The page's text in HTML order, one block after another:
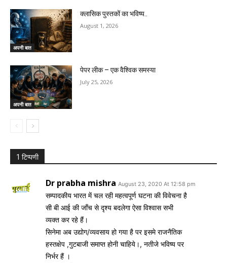
अपनी बात
क्लासिक पुस्तकों का भविष्य..
August 1, 2026
अपनी बात
पेपर लीक – एक वैश्विक समस्या
July 25, 2026
1 टिप्पणी
Dr prabha mishra August 23, 2020 At 12:58 pm
सम्पादकीय भारत में चल रही महत्वपूर्ण घटना की विवेचना है
सी बी आई की जाँच से दृश्य बदलेगा ऐसा विश्वास सभी
व्यक्त कर रहे हैं।
सिनेमा अब उद्योग/व्यवसाय हो गया है पर इसमे राजनैतिक
हस्तक्षेप ,गुटबाजी समाप्त होनी चाहिये।, नतीजे भविष्य पर
निर्भर हैं ।